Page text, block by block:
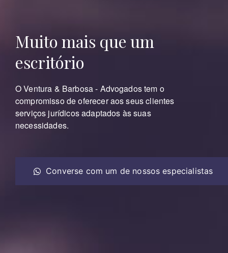
Muito mais que um
escritório
O Ventura & Barbosa - Advogados tem o
compromisso de oferecer aos seus clientes
serviços jurídicos adaptados às suas
necessidades.
Converse com um de nossos especialistas